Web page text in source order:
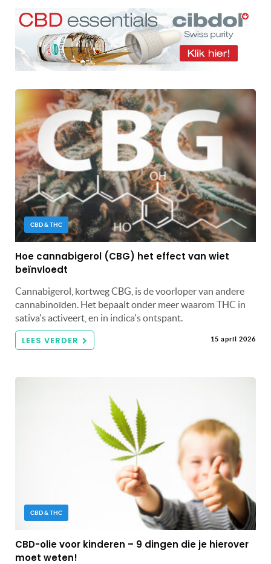
CBD & THC
Hoe cannabigerol (CBG) het effect van wiet
beïnvloedt
Cannabigerol, kortweg CBG, is de voorloper van andere
cannabinoïden. Het bepaalt onder meer waarom THC in
sativa's activeert, en in indica's ontspant.
LEES VERDER 15 april 2026
CBD & THC
CBD-olie voor kinderen – 9 dingen die je hierover
moet weten!